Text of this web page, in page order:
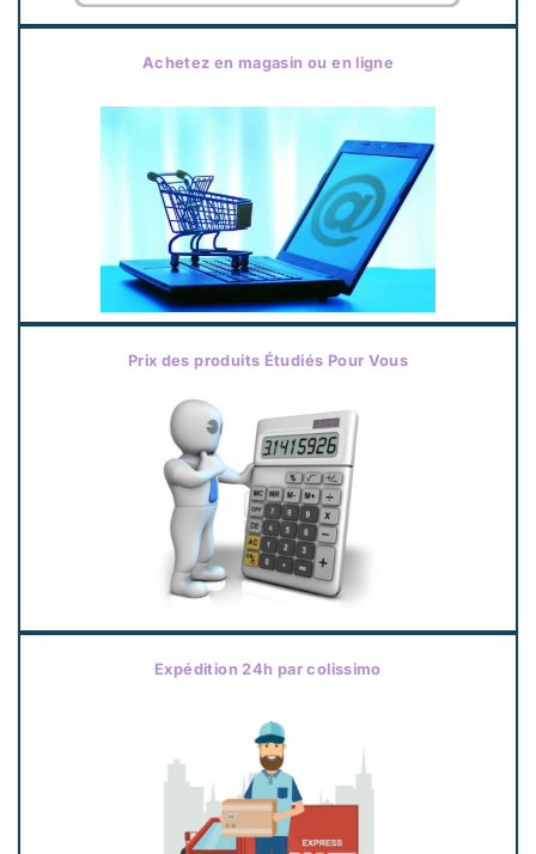
Achetez en magasin ou en ligne
Prix des produits Étudiés Pour Vous
Expédition 24h par colissimo